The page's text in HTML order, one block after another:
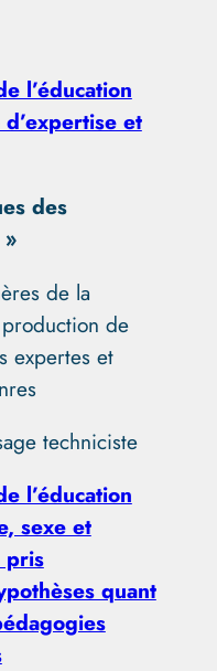
l’éducation
et
des
de la
de
expertes et
techniciste
l’éducation
sexe et
pris
quant